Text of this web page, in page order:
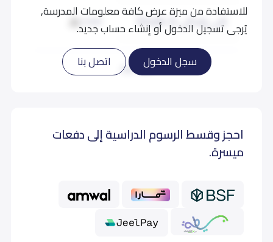
للاستفادة من ميزة عرض كافة معلومات المدرسة,
يُرجى تسجيل الدخول أو إنشاء حساب جديد.
سجل الدخول
اتصل بنا اقرأ المزيد
ثاني إبتدائي (Grade 2) 6,000
ثالث إبتدائي (Grade 3) 6,000
خامس إبتدائي (Grade 5) 6,000
احجز وقسط الرسوم الدراسية إلى دفعات
ميسرة.